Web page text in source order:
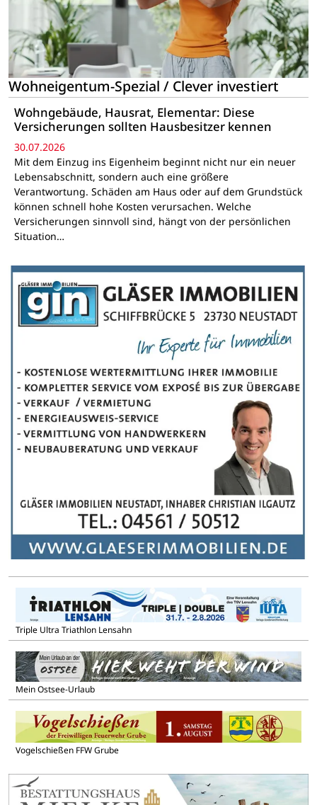
Wohneigentum-Spezial / Clever investiert
Wohngebäude, Hausrat, Elementar: Diese
Versicherungen sollten Hausbesitzer kennen
30.07.2026
Mit dem Einzug ins Eigenheim beginnt nicht nur ein neuer
Lebensabschnitt, sondern auch eine größere
Verantwortung. Schäden am Haus oder auf dem Grundstück
können schnell hohe Kosten verursachen. Welche
Versicherungen sinnvoll sind, hängt von der persönlichen
Situation…
Triple Ultra Triathlon Lensahn
Mein Ostsee-Urlaub
Vogelschießen FFW Grube